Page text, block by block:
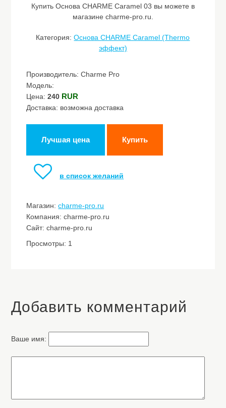
Купить Основа CHARME Caramel 03 вы можете в
магазине charme-pro.ru.
Категория:Основа CHARME Caramel (Thermo
эффект)
Производитель: Charme Pro
Модель:
Цена:240 RUR
Доставка: возможна доставка
Лучшая цена Купить
в список желаний
Магазин:charme-pro.ru
Компания: charme-pro.ru
Сайт: charme-pro.ru
Просмотры: 1
Добавить комментарий
Ваше имя: